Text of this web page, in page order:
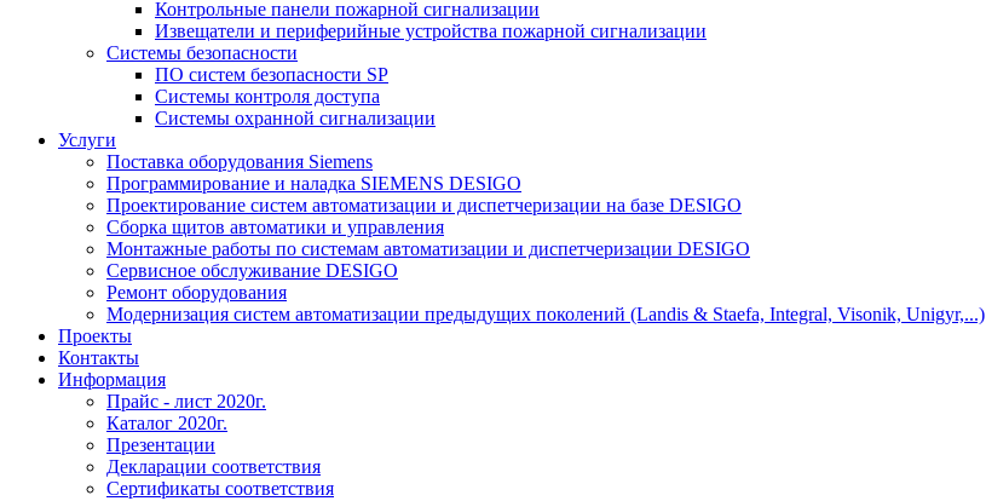
Контрольные панели пожарной сигнализации
Извещатели и периферийные устройства пожарной сигнализации
Системы безопасности
ПО систем безопасности SP
Системы контроля доступа
Системы охранной сигнализации
Услуги
Поставка оборудования Siemens
Программирование и наладка SIEMENS DESIGO
Проектирование систем автоматизации и диспетчеризации на базе DESIGO
Сборка щитов автоматики и управления
Монтажные работы по системам автоматизации и диспетчеризации DESIGO
Сервисное обслуживание DESIGO
Ремонт оборудования
Модернизация систем автоматизации предыдущих поколений (Landis & Staefa, Integral, Visonik, Unigyr,...)
Проекты
Контакты
Информация
Прайс - лист 2020г.
Каталог 2020г.
Презентации
Декларации соответствия
Сертификаты соответствия